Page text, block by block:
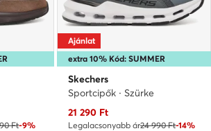
Ft-9%
extra 10% Kód: SUMMER
Ajánlat
Skechers
Sportcipők · Szürke
Aktuális ár
21 290 Ft
Legalacsonyabb ár24 990 Ft-14%